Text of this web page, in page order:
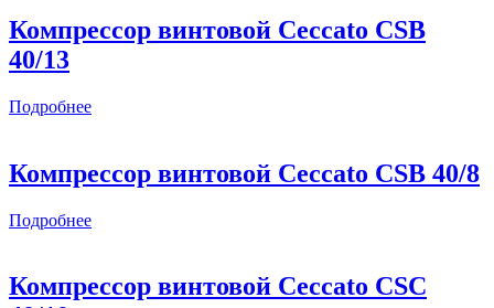
Компрессор винтовой Ceccato CSB
40/13
Подробнее
Компрессор винтовой Ceccato CSB 40/8
Подробнее
Компрессор винтовой Ceccato CSC